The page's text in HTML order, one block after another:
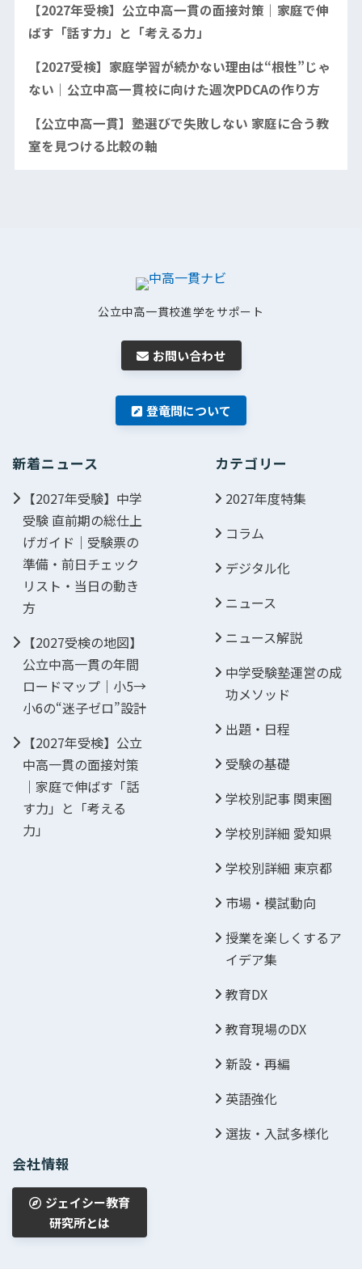
【2027年受検】公立中高一貫の面接対策｜家庭で伸
ばす「話す力」と「考える力」
【2027受検】家庭学習が続かない理由は“根性”じゃ
ない｜公立中高一貫校に向けた週次PDCAの作り方
【公立中高一貫】塾選びで失敗しない 家庭に合う教
室を見つける比較の軸
公立中高一貫校進学をサポート
お問い合わせ
登竜問について
新着ニュース
【2027年受験】中学
受験 直前期の総仕上
げガイド｜受験票の
準備・前日チェック
リスト・当日の動き
方
【2027受検の地図】
公立中高一貫の年間
ロードマップ｜小5→
小6の“迷子ゼロ”設計
【2027年受検】公立
中高一貫の面接対策
｜家庭で伸ばす「話
す力」と「考える
力」
カテゴリー
2027年度特集
コラム
デジタル化
ニュース
ニュース解説
中学受験塾運営の成
功メソッド
出題・日程
受験の基礎
学校別記事 関東圏
学校別詳細 愛知県
学校別詳細 東京都
市場・模試動向
授業を楽しくするア
イデア集
教育DX
教育現場のDX
新設・再編
英語強化
選抜・入試多様化
会社情報
ジェイシー教育
研究所とは